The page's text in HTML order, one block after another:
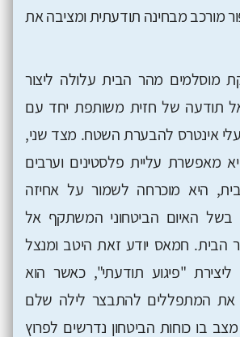
מורכב מבחינה תודעתית ומציבה את
מוסלמים מהר הבית עלולה ליצור
תודעה של חזית משותפת יחד עם
בעלי אינטרס להבערת השטח. מצד שני,
מאפשרת עליית פלסטינים וערבים
היא מוכרחה לשמור על אחיזה
בשל האיום הביטחוני המשתקף אל
הבית. חמאס יודע זאת היטב ומנצל
"פיגוע תודעתי", כאשר הוא
את המתפללים להתבצר לילה שלם
בו כוחות הביטחון נדרשים לפרוץ